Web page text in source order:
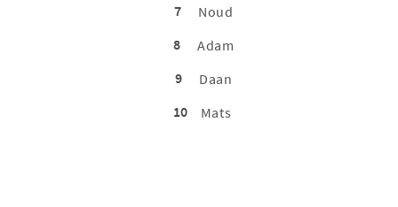
7
Noud
8
Adam
9
Daan
10
Mats